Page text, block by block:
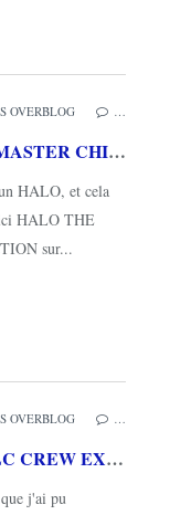
OVERBLOG …
TEST de HALO THE MASTER CHIEF COLLECTION (exclusivité XBOX ONE): le menu gargantuesque du masterchef intergalactique!
HALO, et cela
HALO THE
sur...
OVERBLOG …
TEST ECLAIR des DLC CREW EXPENDABLE et CORPORATE LOCKDOWN pour ALIEN ISOLATION (sur XBOX ONE): vous en reprendriez bien un petit peu?
j'ai pu